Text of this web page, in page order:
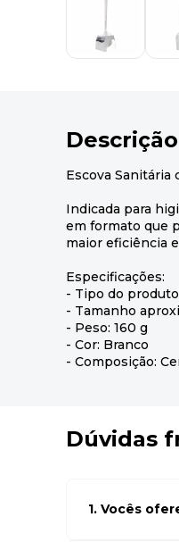
Escova Sanitária
Indicada para
em formato que
maior eficiência
Especificações:
- Tipo do
- Tamanho
- Peso: 160 g
- Cor: Branco
- Composição:
Dúvidas
1. Vocês